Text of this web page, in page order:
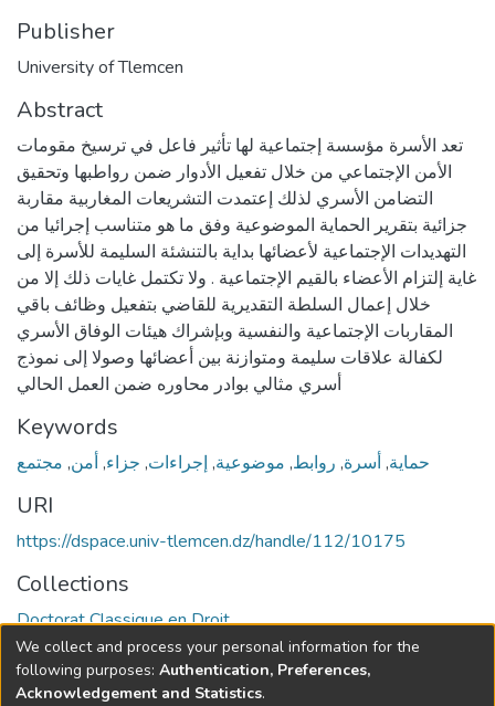
Publisher
University of Tlemcen
Abstract
تعد الأسرة مؤسسة إجتماعية لها تأثير فاعل في ترسيخ مقومات
الأمن الإجتماعي من خلال تفعيل الأدوار ضمن رواطبها وتحقيق
التضامن الأسري لذلك إعتمدت التشريعات المغاربية مقاربة
جزائية بتقرير الحماية الموضوعية وفق ما هو متناسب إجرائيا من
التهديدات الإجتماعية لأعضائها بداية بالتنشئة السليمة للأسرة إلى
غاية إلتزام الأعضاء بالقيم الإجتماعية . ولا تكتمل غايات ذلك إلا من
خلال إعمال السلطة التقديرية للقاضي بتفعيل وظائف باقي
المقاربات الإجتماعية والنفسية وبإشراك هيئات الوفاق الأسري
لكفالة علاقات سليمة ومتوازنة بين أعضائها وصولا إلى نموذج
أسري مثالي بوادر محاوره ضمن العمل الحالي
Keywords
حماية, أسرة, روابط, موضوعية,إجراءات, جزاء, أمن, مجتمع
URI
https://dspace.univ-tlemcen.dz/handle/112/10175
Collections
Doctorat Classique en Droit
Full item page
We collect and process your personal information for the
following purposes: Authentication, Preferences,
Acknowledgement and Statistics.